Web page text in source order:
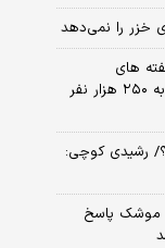
خزر را نمی‌دهد
گفته های
محمدباقر خرازی/ هشدار برای آن‌هایی که می‌خواهند به ۲۵۰ هزار نفر
رشیدی کوچی:
موشک پاسخ